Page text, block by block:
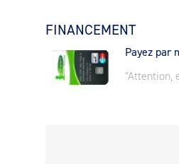
FINANCEMENT
Payez par
"Attention,